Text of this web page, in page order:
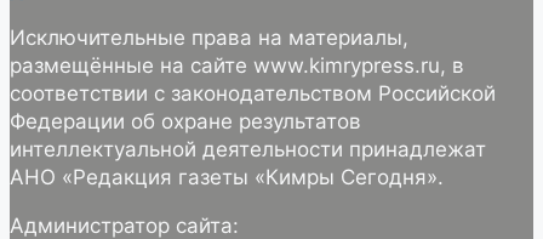
Исключительные права на материалы,
размещённые на сайте www.kimrypress.ru, в
соответствии с законодательством Российской
Федерации об охране результатов
интеллектуальной деятельности принадлежат
АНО «Редакция газеты «Кимры Сегодня».
Администратор сайта: